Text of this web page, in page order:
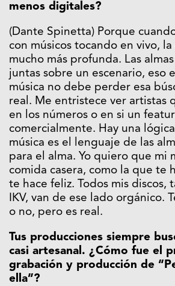
menos digitales?
(Dante Spinetta) Porque
con músicos tocando en vivo,
mucho más profunda. Las
juntas sobre un escenario, eso
música no debe perder esa
real. Me entristece ver artistas
en los números o en si un
comercialmente. Hay una
música es el lenguaje de las
para el alma. Yo quiero que mi
comida casera, como la que te
te hace feliz. Todos mis discos,
IKV, van de ese lado orgánico.
o no, pero es real.
Tus producciones siempre
casi artesanal. ¿Cómo fue el
grabación y producción de
ella”?